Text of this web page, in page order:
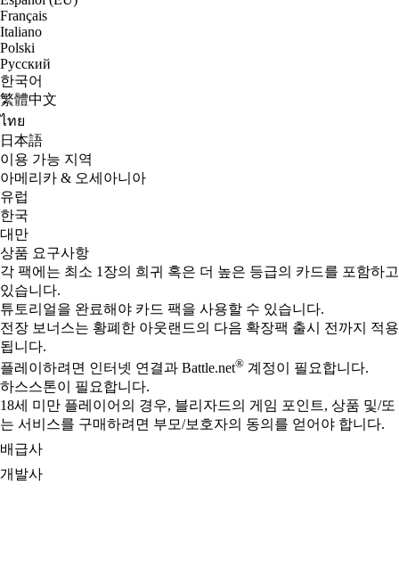
Français
Italiano
Polski
Русский
한국어
繁體中文
ไทย
日本語
이용 가능 지역
아메리카 & 오세아니아
유럽
한국
대만
상품 요구사항
각 팩에는 최소 1장의 희귀 혹은 더 높은 등급의 카드를 포함하고
있습니다.
튜토리얼을 완료해야 카드 팩을 사용할 수 있습니다.
전장 보너스는 황폐한 아웃랜드의 다음 확장팩 출시 전까지 적용
됩니다.
플레이하려면 인터넷 연결과 Battle.net® 계정이 필요합니다.
하스스톤이 필요합니다.
18세 미만 플레이어의 경우, 블리자드의 게임 포인트, 상품 및/또
는 서비스를 구매하려면 부모/보호자의 동의를 얻어야 합니다.
배급사
개발사